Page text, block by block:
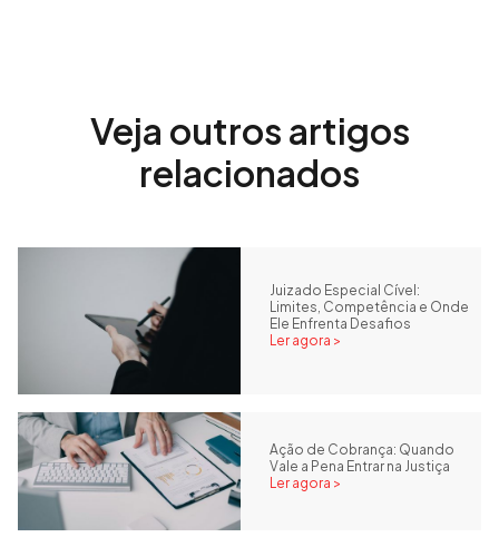
Veja outros artigos
relacionados
Juizado Especial Cível:
Limites, Competência e Onde
Ele Enfrenta Desafios
Ler agora >
Ação de Cobrança: Quando
Vale a Pena Entrar na Justiça
Ler agora >